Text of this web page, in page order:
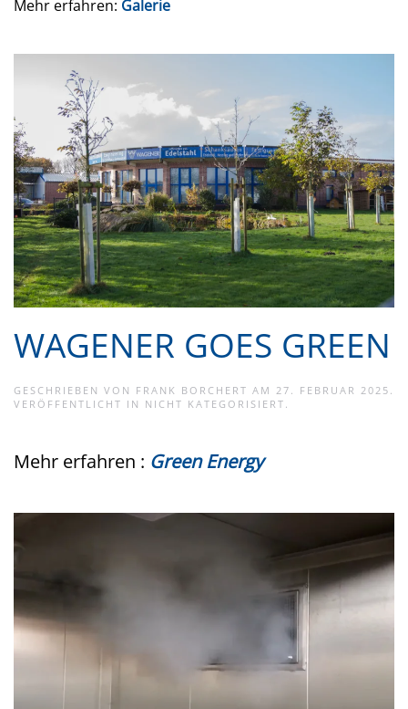
Mehr erfahren: Galerie
WAGENER GOES GREEN
GESCHRIEBEN VON FRANK BORCHERT AM 27. FEBRUAR 2025 .
VERÖFFENTLICHT IN NICHT KATEGORISIERT .
Mehr erfahren : Green Energy